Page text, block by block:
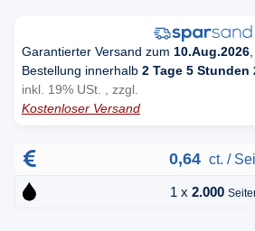
Garantierter Versand zum 10.Aug.2026
Bestellung innerhalb 2 Tage 5 Stunden
inkl. 19% USt. , zzgl.
Kostenloser Versand
0,64 ct. /
1 x 2.000